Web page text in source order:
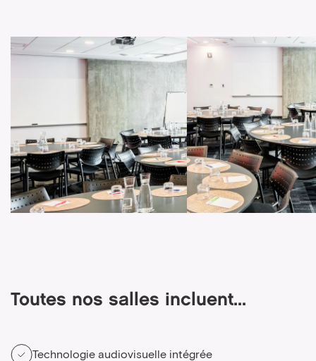
Toutes nos salles incluent...
Technologie audiovisuelle intégrée